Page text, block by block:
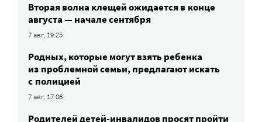
Вторая волна клещей ожидается в конце
августа — начале сентября
7 авг, 19:25
Родных, которые могут взять ребенка
из проблемной семьи, предлагают искать
с полицией
7 авг, 17:06
Родителей детей-инвалидов просят пройти